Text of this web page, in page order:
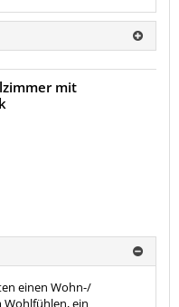
mit
einen Wohn-/
Wohlfühlen, ein